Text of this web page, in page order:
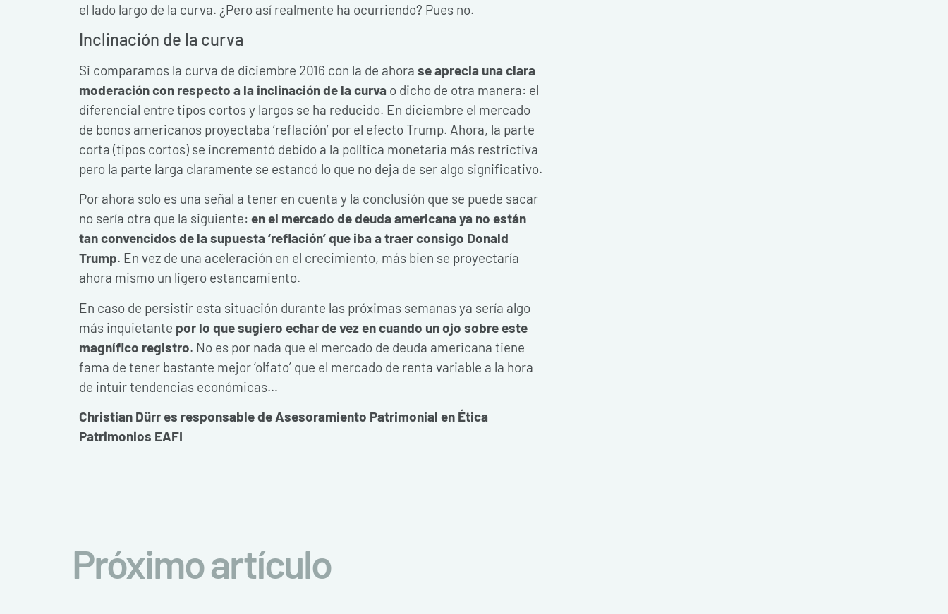
el lado largo de la curva. ¿Pero así realmente ha ocurriendo? Pues no.
Inclinación de la curva
Si comparamos la curva de diciembre 2016 con la de ahora se aprecia una clara
moderación con respecto a la inclinación de la curva o dicho de otra manera: el
diferencial entre tipos cortos y largos se ha reducido. En diciembre el mercado
de bonos americanos proyectaba ‘reflación’ por el efecto Trump. Ahora, la parte
corta (tipos cortos) se incrementó debido a la política monetaria más restrictiva
pero la parte larga claramente se estancó lo que no deja de ser algo significativo.
Por ahora solo es una señal a tener en cuenta y la conclusión que se puede sacar
no sería otra que la siguiente: en el mercado de deuda americana ya no están
tan convencidos de la supuesta ‘reflación’ que iba a traer consigo Donald
Trump. En vez de una aceleración en el crecimiento, más bien se proyectaría
ahora mismo un ligero estancamiento.
En caso de persistir esta situación durante las próximas semanas ya sería algo
más inquietante por lo que sugiero echar de vez en cuando un ojo sobre este
magnífico registro. No es por nada que el mercado de deuda americana tiene
fama de tener bastante mejor ‘olfato’ que el mercado de renta variable a la hora
de intuir tendencias económicas…
Christian Dürr es responsable de Asesoramiento Patrimonial en Ética
Patrimonios EAFI
Próximo artículo